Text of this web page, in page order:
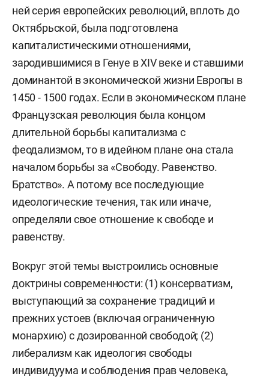
ней серия европейских революций, вплоть до
Октябрьской, была подготовлена
капиталистическими отношениями,
зародившимися в Генуе в ХIV веке и ставшими
доминантой в экономической жизни Европы в
1450 - 1500 годах. Если в экономическом плане
Французская революция была концом
длительной борьбы капитализма с
феодализмом, то в идейном плане она стала
началом борьбы за «Свободу. Равенство.
Братство». А потому все последующие
идеологические течения, так или иначе,
определяли свое отношение к свободе и
равенству.
Вокруг этой темы выстроились основные
доктрины современности: (1) консерватизм,
выступающий за сохранение традиций и
прежних устоев (включая ограниченную
монархию) с дозированной свободой; (2)
либерализм как идеология свободы
индивидуума и соблюдения прав человека,